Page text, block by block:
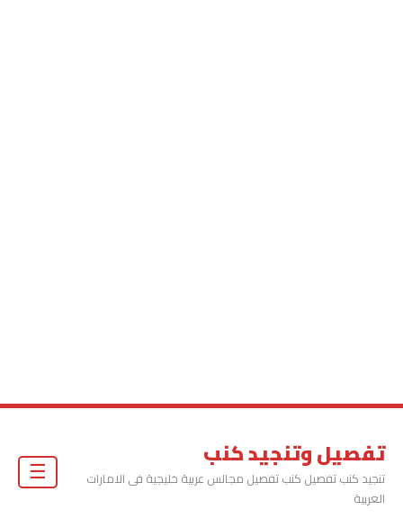
تفصيل وتنجيد كنب
تنجيد كنب تفصيل كنب تفصيل مجالس عربية خليجية فى الامارات
العربية